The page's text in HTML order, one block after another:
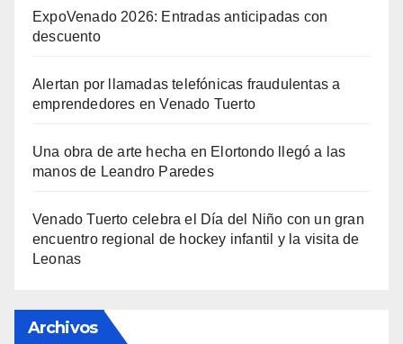
ExpoVenado 2026: Entradas anticipadas con
descuento
Alertan por llamadas telefónicas fraudulentas a
emprendedores en Venado Tuerto
Una obra de arte hecha en Elortondo llegó a las
manos de Leandro Paredes
Venado Tuerto celebra el Día del Niño con un gran
encuentro regional de hockey infantil y la visita de
Leonas
Archivos